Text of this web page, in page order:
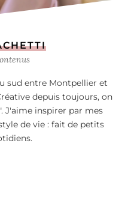
sud entre Montpellier et
depuis toujours, on
J'aime inspirer par mes
de vie : fait de petits